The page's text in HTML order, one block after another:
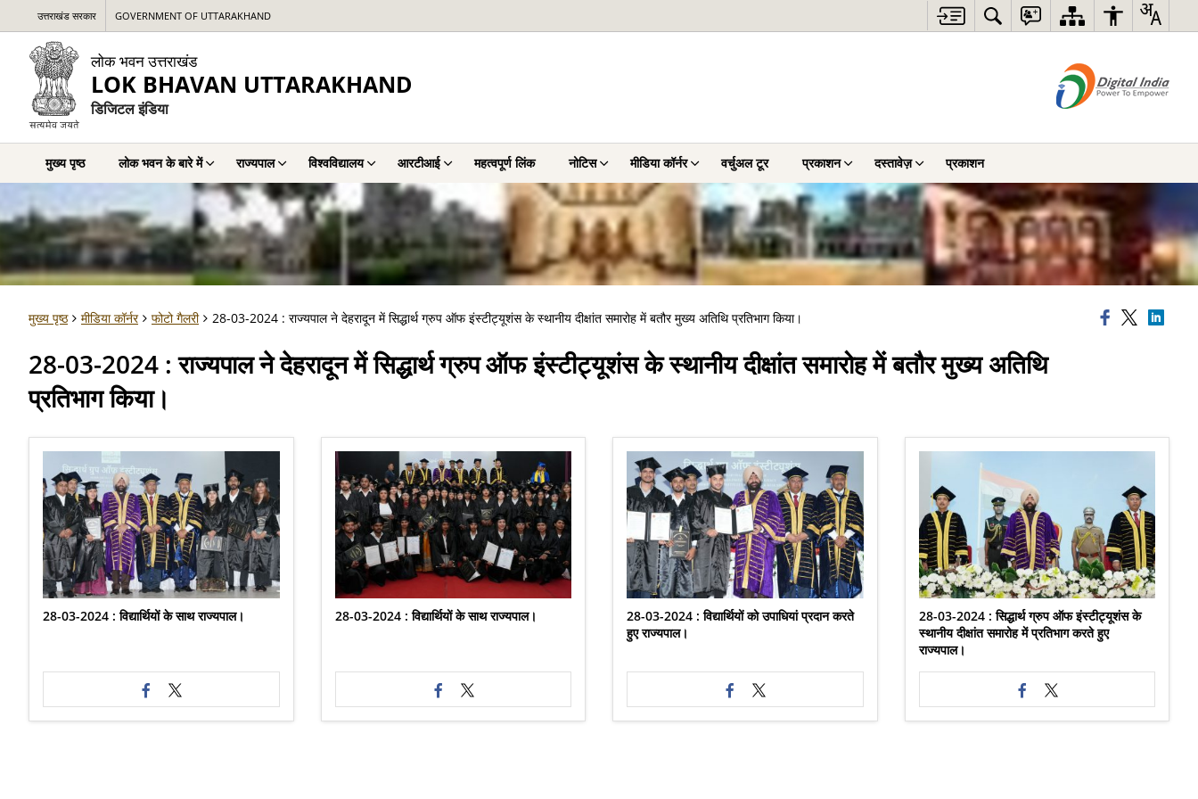
उत्तराखंड सरकार GOVERNMENT OF UTTARAKHAND
लोक भवन उत्तराखंड
LOK BHAVAN UTTARAKHAND
डिजिटल इंडिया
मुख्य पृष्ठ लोक भवन के बारे में राज्यपाल विश्वविद्यालय आरटीआई महत्वपूर्ण लिंक नोटिस मीडिया कॉर्नर वर्चुअल टूर प्रकाशन दस्तावेज़ प्रकाशन
मुख्य पृष्ठ मीडिया कॉर्नर फोटो गैलरी 28-03-2024 : राज्यपाल ने देहरादून में सिद्धार्थ ग्रुप ऑफ इंस्टीट्यूशंस के स्थानीय दीक्षांत समारोह में बतौर मुख्य अतिथि प्रतिभाग किया।
28-03-2024 : राज्यपाल ने देहरादून में सिद्धार्थ ग्रुप ऑफ इंस्टीट्यूशंस के स्थानीय दीक्षांत समारोह में बतौर मुख्य अतिथि
प्रतिभाग किया।
28-03-2024 : विद्यार्थियों के साथ राज्यपाल। 28-03-2024 : विद्यार्थियों के साथ राज्यपाल।
28-03-2024 : विद्यार्थियों को उपाधियां प्रदान करते
हुए राज्यपाल।
28-03-2024 : सिद्धार्थ ग्रुप ऑफ इंस्टीट्यूशंस के
स्थानीय दीक्षांत समारोह में प्रतिभाग करते हुए
राज्यपाल।